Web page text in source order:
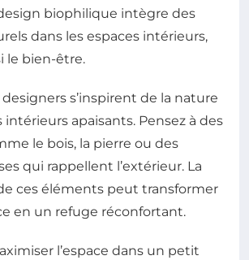
biophilique intègre des
dans les espaces intérieurs,
le bien-être.
s’inspirent de la nature
intérieurs apaisants. Pensez à des
le bois, la pierre ou des
qui rappellent l’extérieur. La
ces éléments peut transformer
en un refuge réconfortant.
l’espace dans un petit